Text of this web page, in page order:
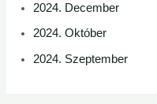
2024. December
2024. Október
2024. Szeptember